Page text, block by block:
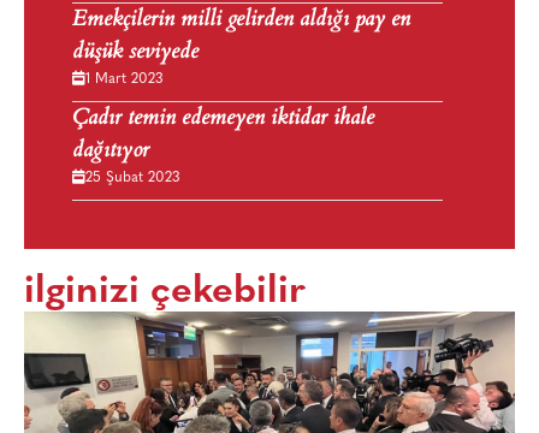
Emekçilerin milli gelirden aldığı pay en
düşük seviyede
1 Mart 2023
Çadır temin edemeyen iktidar ihale
dağıtıyor
25 Şubat 2023
ilginizi çekebilir